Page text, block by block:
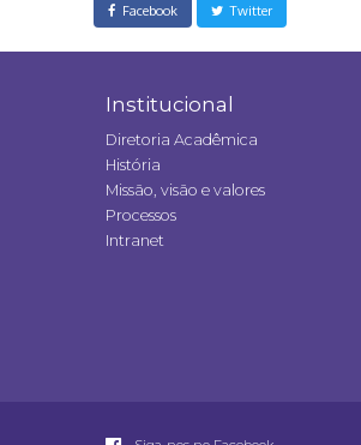
Facebook Twitter
Institucional
Diretoria Acadêmica
História
Missão, visão e valores
Processos
Intranet